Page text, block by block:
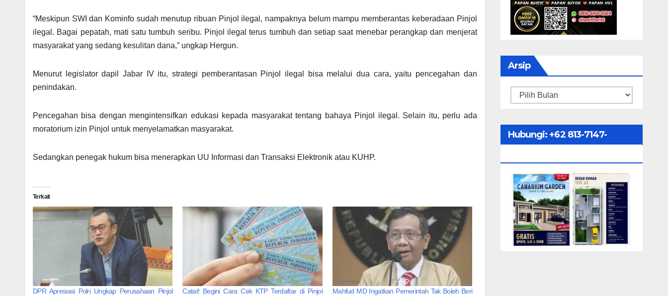
“Meskipun SWI dan Kominfo sudah menutup ribuan Pinjol ilegal, nampaknya belum mampu memberantas keberadaan Pinjol
ilegal. Bagai pepatah, mati satu tumbuh seribu. Pinjol ilegal terus tumbuh dan setiap saat menebar perangkap dan menjerat
masyarakat yang sedang kesulitan dana,” ungkap Hergun.
Menurut legislator dapil Jabar IV itu, strategi pemberantasan Pinjol ilegal bisa melalui dua cara, yaitu pencegahan dan
penindakan.
Pencegahan bisa dengan mengintensifkan edukasi kepada masyarakat tentang bahaya Pinjol ilegal. Selain itu, perlu ada
moratorium izin Pinjol untuk menyelamatkan masyarakat.
Sedangkan penegak hukum bisa menerapkan UU Informasi dan Transaksi Elektronik atau KUHP.
Terkait
DPR Apresiasi Polri Ungkap Perusahaan Pinjol
Catat! Begini Cara Cek KTP Terdaftar di Pinjol
Mahfud MD Ingatkan Pemerintah Tak Boleh Beri
Arsip
Arsip
Hubungi: ‪+62 813-7147-